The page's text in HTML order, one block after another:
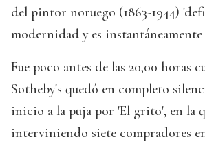
del pintor noruego (1863-1944)
modernidad y es
Fue poco antes de las 20,00 horas
Sotheby's quedó en completo
inicio a la puja por 'El grito', en la
interviniendo siete compradores